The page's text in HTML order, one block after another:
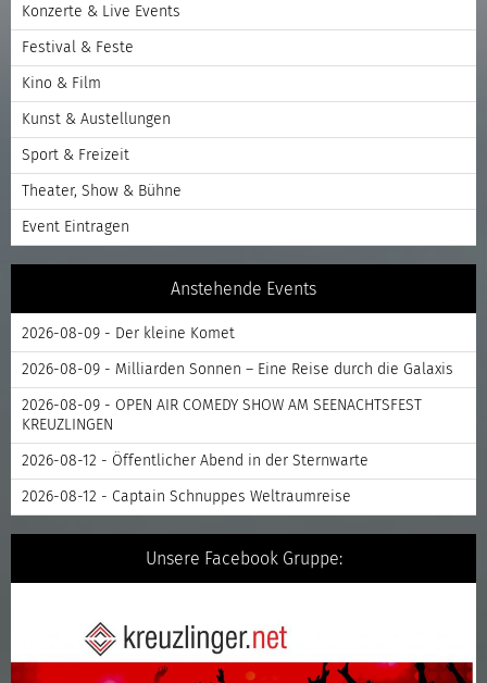
Konzerte & Live Events
Festival & Feste
Kino & Film
Kunst & Austellungen
Sport & Freizeit
Theater, Show & Bühne
Event Eintragen
Anstehende Events
2026-08-09 - Der kleine Komet
2026-08-09 - Milliarden Sonnen – Eine Reise durch die Galaxis
2026-08-09 - OPEN AIR COMEDY SHOW AM SEENACHTSFEST
KREUZLINGEN
2026-08-12 - Öffentlicher Abend in der Sternwarte
2026-08-12 - Captain Schnuppes Weltraumreise
Unsere Facebook Gruppe: